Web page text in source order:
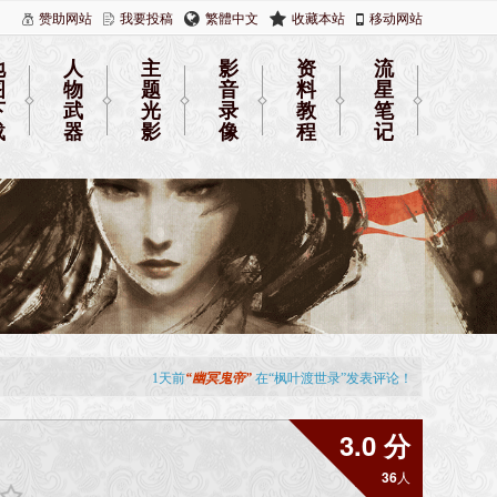
赞助网站 我要投稿 繁體中文 收藏本站 移动网站
人
物
武
器
主
题
光
影
影
音
录
像
资
料
教
程
流
星
笔
记
3.0 分
36人